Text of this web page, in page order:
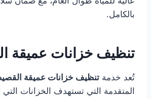
بالكامل.
تنظيف خزانات عميقة
تُعد خدمة تنظيف خزانات عميقة
المتقدمة التي تستهدف الخزانات